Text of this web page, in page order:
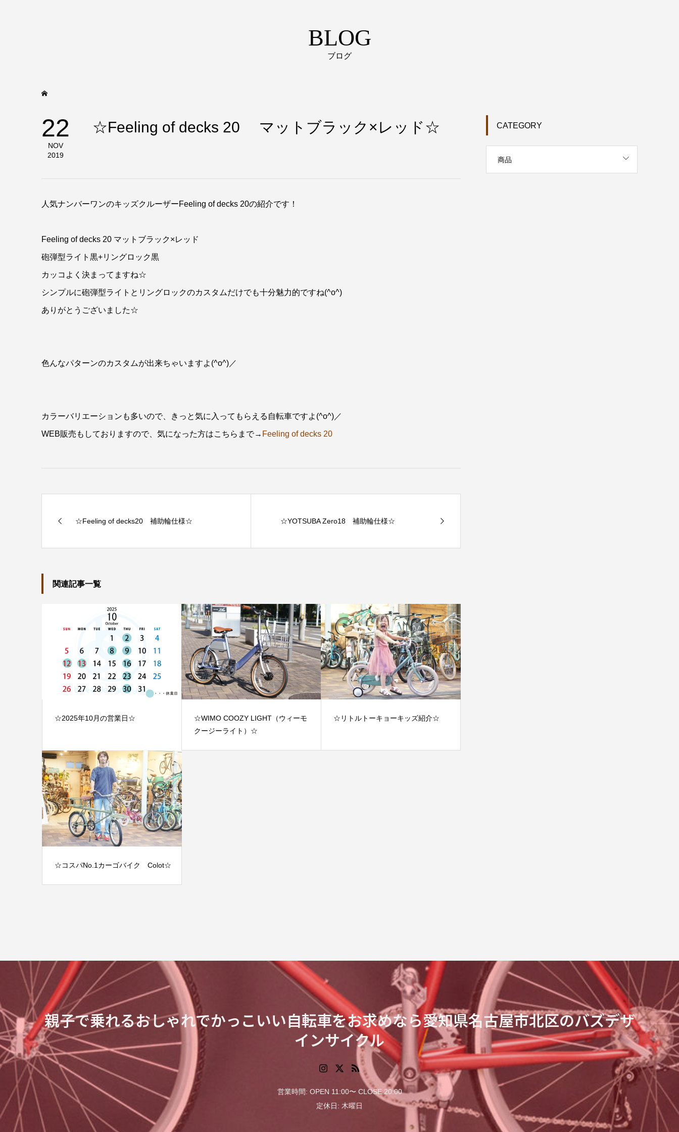
BLOG
ブログ
22
NOV
2019
☆Feeling of decks 20 マットブラック×レッド☆
人気ナンバーワンのキッズクルーザーFeeling of decks 20の紹介です！
Feeling of decks 20 マットブラック×レッド
砲弾型ライト黒+リングロック黒
カッコよく決まってますね☆
シンプルに砲弾型ライトとリングロックのカスタムだけでも十分魅力的ですね(^o^)
ありがとうございました☆
色んなパターンのカスタムが出来ちゃいますよ(^o^)／
カラーバリエーションも多いので、きっと気に入ってもらえる自転車ですよ(^o^)／
WEB販売もしておりますので、気になった方はこちらまで→ Feeling of decks 20
☆Feeling of decks20 補助輪仕様☆ ☆YOTSUBA Zero18 補助輪仕様☆
関連記事一覧
☆2025年10月の営業日☆
☆WIMO COOZY LIGHT（ウィーモ
クージーライト）☆
☆リトルトーキョーキッズ紹介☆
☆コスパNo.1カーゴバイク Colot☆
CATEGORY
商品
親子で乗れるおしゃれでかっこいい自転車をお求めなら愛知県名古屋市北区のバズデザ
インサイクル
営業時間: OPEN 11:00〜 CLOSE 20:00
定休日: 木曜日